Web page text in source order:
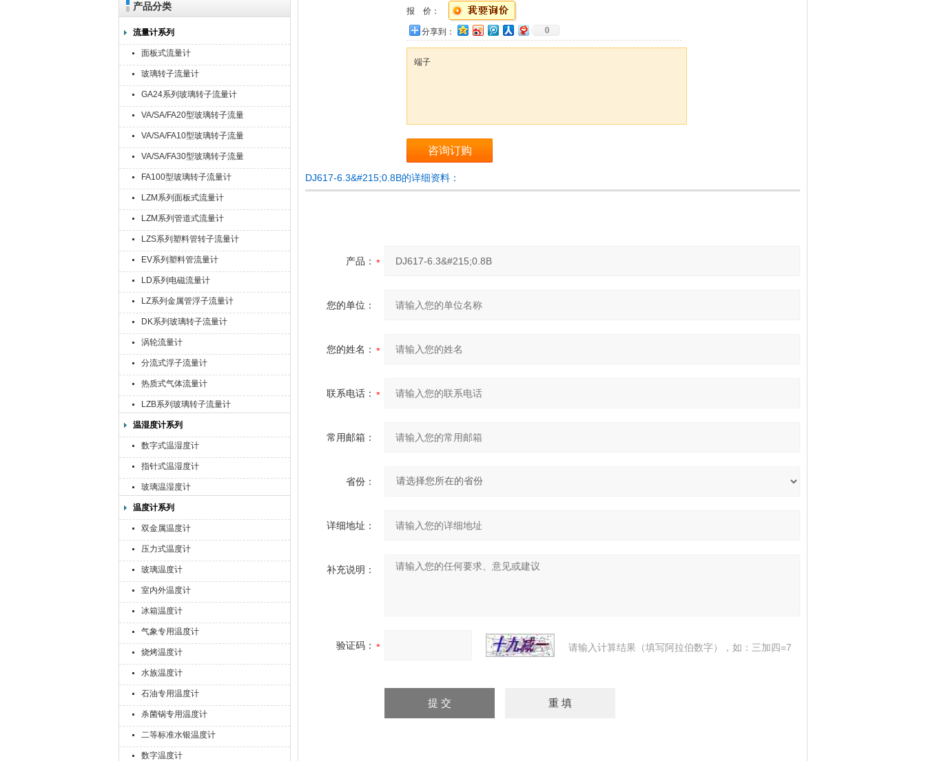
产品分类
流量计系列
面板式流量计
玻璃转子流量计
GA24系列玻璃转子流量计
VA/SA/FA20型玻璃转子流量
计
VA/SA/FA10型玻璃转子流量
计
VA/SA/FA30型玻璃转子流量
计
FA100型玻璃转子流量计
LZM系列面板式流量计
LZM系列管道式流量计
LZS系列塑料管转子流量计
EV系列塑料管流量计
LD系列电磁流量计
LZ系列金属管浮子流量计
DK系列玻璃转子流量计
涡轮流量计
分流式浮子流量计
热质式气体流量计
LZB系列玻璃转子流量计
温湿度计系列
数字式温湿度计
指针式温湿度计
玻璃温湿度计
温度计系列
双金属温度计
压力式温度计
玻璃温度计
室内外温度计
冰箱温度计
气象专用温度计
烧烤温度计
水族温度计
石油专用温度计
杀菌锅专用温度计
二等标准水银温度计
数字温度计
报 价：
分享到： 0
端子
咨询订购
DJ617-6.3&#215;0.8B的详细资料：
产品：
您的单位：
您的姓名：
联系电话：
常用邮箱：
省份：
详细地址：
补充说明：
验证码： 请输入计算结果（填写阿拉伯数字），如：三加四=7